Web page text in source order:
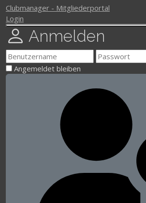
Clubmanager - Mitgliederportal
Login
Anmelden
Angemeldet bleiben